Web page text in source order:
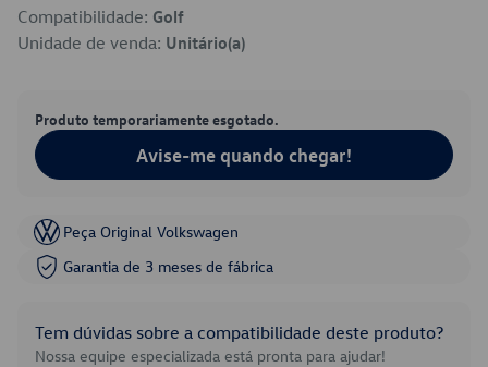
Compatibilidade: Golf
Unidade de venda: Unitário(a)
Produto temporariamente esgotado.
Avise-me quando chegar!
Peça Original Volkswagen
Garantia de 3 meses de fábrica
Tem dúvidas sobre a compatibilidade deste produto?
Nossa equipe especializada está pronta para ajudar!